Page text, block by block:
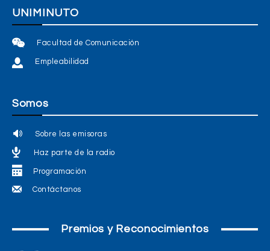
UNIMINUTO
Facultad de Comunicación
Empleabilidad
Somos
Sobre las emisoras
Haz parte de la radio
Programación
Contáctanos
Premios y Reconocimientos